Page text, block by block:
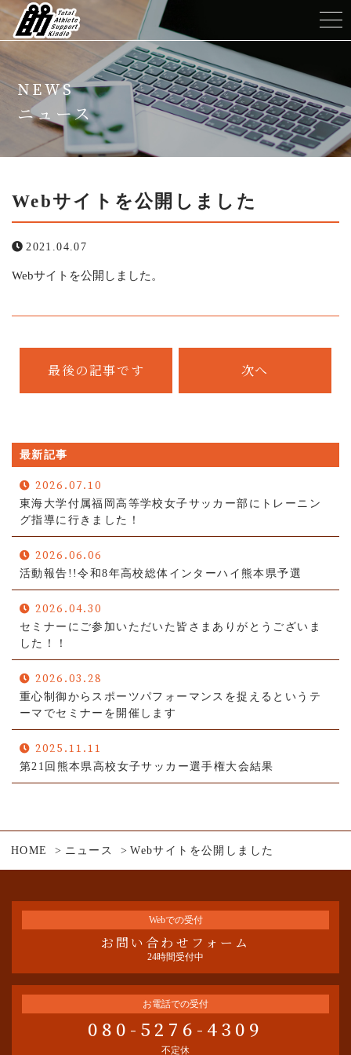
ホーム
TASKについて
メニュー
トレーナー紹介
ニュース
サービスの流れ
キャンセルポリシー
CONTACT
お問い合わせフォーム
24時間受付中
お電話での受付
NEWS
ニュース
Webサイトを公開しました
2021.04.07
Webサイトを公開しました。
最後の記事です 次へ
最新記事
2026.07.10
東海大学付属福岡高等学校女子サッカー部にトレーニン
グ指導に行きました！
2026.06.06
活動報告!!令和8年高校総体インターハイ熊本県予選
2026.04.30
セミナーにご参加いただいた皆さまありがとうございま
した！！
2026.03.28
重心制御からスポーツパフォーマンスを捉えるというテ
ーマでセミナーを開催します
2025.11.11
第21回熊本県高校女子サッカー選手権大会結果
HOME ニュース Webサイトを公開しました
Webでの受付
お問い合わせフォーム
24時間受付中
お電話での受付
080-5276-4309
不定休